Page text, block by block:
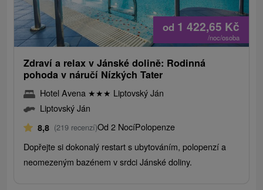
od 1 422,65 Kč
/noc/osoba
Zdraví a relax v Jánské dolině: Rodinná
pohoda v náručí Nízkých Tater
Hotel Avena ★★★ Liptovský Ján
Liptovský Ján
8,8 (219 recenzí)Od 2 NocíPolopenze
Dopřejte si dokonalý restart s ubytováním, polopenzí a
neomezeným bazénem v srdci Jánské doliny.